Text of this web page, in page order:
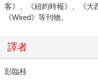
客》、《紐約時報》、《大
《Wired》等刊物。
譯者
彭臨桂